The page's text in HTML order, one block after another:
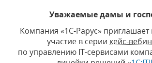
Уважаемые дамы и
Компания «1С-Рарус» приглашает
участие в серии кейс-
по управлению IT-сервисами